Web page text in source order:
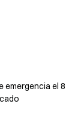
emergencia el 8